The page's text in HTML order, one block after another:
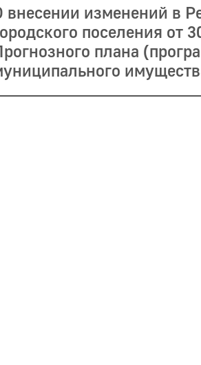
внесении изменений в
поселения
плана